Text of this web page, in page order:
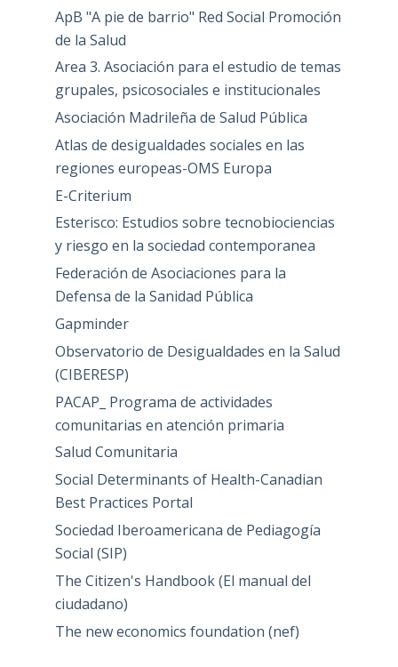
ApB "A pie de barrio" Red Social Promoción
de la Salud
Area 3. Asociación para el estudio de temas
grupales, psicosociales e institucionales
Asociación Madrileña de Salud Pública
Atlas de desigualdades sociales en las
regiones europeas-OMS Europa
E-Criterium
Esterisco: Estudios sobre tecnobiociencias
y riesgo en la sociedad contemporanea
Federación de Asociaciones para la
Defensa de la Sanidad Pública
Gapminder
Observatorio de Desigualdades en la Salud
(CIBERESP)
PACAP_ Programa de actividades
comunitarias en atención primaria
Salud Comunitaria
Social Determinants of Health-Canadian
Best Practices Portal
Sociedad Iberoamericana de Pediagogía
Social (SIP)
The Citizen's Handbook (El manual del
ciudadano)
The new economics foundation (nef)